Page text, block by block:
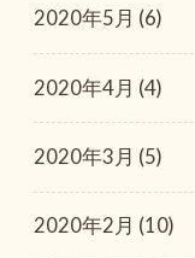
2020年5月 (6)
2020年4月 (4)
2020年3月 (5)
2020年2月 (10)